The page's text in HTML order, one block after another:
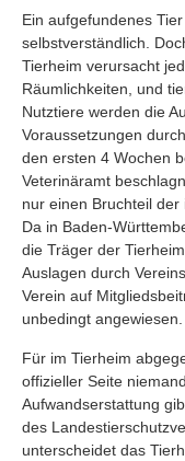
Ein aufgefundenes
selbstverständlich.
Tierheim verursacht
Räumlichkeiten, und
Nutztiere werden die
Voraussetzungen
den ersten 4 Wochen
Veterinäramt
nur einen Bruchteil
Da in Baden-
die Träger der
Auslagen durch
Verein auf
unbedingt angewiesen.
Für im Tierheim
offizieller Seite
Aufwandserstattung
des
unterscheidet das